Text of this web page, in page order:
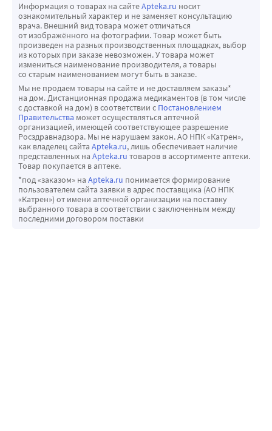
Информация о товарах на сайтеApteka.ru носит
ознакомительный характер и не заменяет консультацию
врача. Внешний вид товара может отличаться
от изображённого на фотографии. Товар может быть
произведен на разных производственных площадках, выбор
из которых при заказе невозможен. У товара может
измениться наименование производителя, а товары
со старым наименованием могут быть в заказе.
Мы не продаем товары на сайте и не доставляем заказы*
на дом. Дистанционная продажа медикаментов (в том числе
с доставкой на дом) в соответствии с Постановлением
Правительства может осуществляться аптечной
организацией, имеющей соответствующее разрешение
Росздравнадзора. Мы не нарушаем закон. АО НПК «Катрен»,
как владелец сайта Apteka.ru, лишь обеспечивает наличие
представленных на Apteka.ru товаров в ассортименте аптеки.
Товар покупается в аптеке.
*под «заказом» на Apteka.ru понимается формирование
пользователем сайта заявки в адрес поставщика (АО НПК
«Катрен») от имени аптечной организации на поставку
выбранного товара в соответствии с заключенным между
последними договором поставки